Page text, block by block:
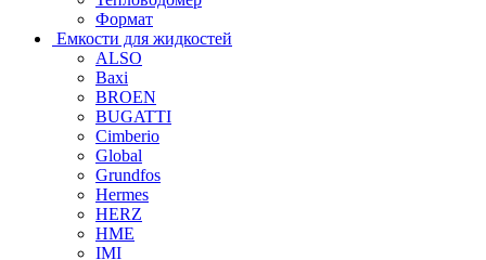
Формат
Емкости для жидкостей
ALSO
Baxi
BROEN
BUGATTI
Cimberio
Global
Grundfos
Hermes
HERZ
HME
IMI